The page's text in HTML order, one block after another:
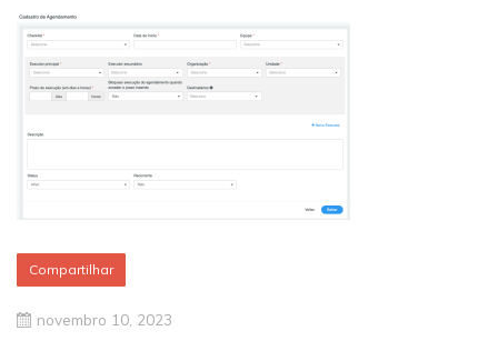
Compartilhar
novembro 10, 2023